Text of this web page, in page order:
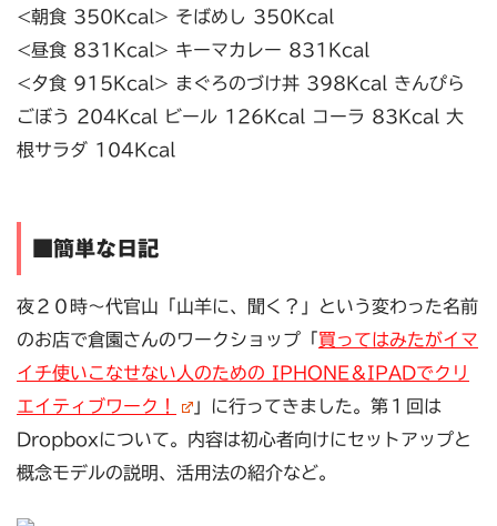
<朝食 350Kcal> そばめし 350Kcal
<昼食 831Kcal> キーマカレー 831Kcal
<夕食 915Kcal> まぐろのづけ丼 398Kcal きんぴら
ごぼう 204Kcal ビール 126Kcal コーラ 83Kcal 大
根サラダ 104Kcal
■簡単な日記
夜２０時〜代官山「山羊に、聞く？」という変わった名前
のお店で倉園さんのワークショップ「 買ってはみたがイマ
イチ使いこなせない人のための IPHONE＆IPADでクリ
エイティブワーク！
」に行ってきました。第１回は
Dropboxについて。内容は初心者向けにセットアップと
概念モデルの説明、活用法の紹介など。